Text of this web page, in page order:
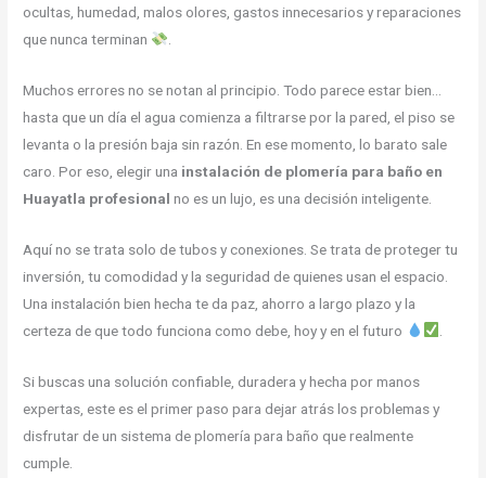
ocultas, humedad, malos olores, gastos innecesarios y reparaciones
que nunca terminan
Muchos errores no se notan al principio. Todo parece estar bien…
hasta que un día el agua comienza a filtrarse por la pared, el piso se
levanta o la presión baja sin razón. En ese momento, lo barato sale
caro. Por eso, elegir una instalación de plomería para baño en
Huayatla profesional no es un lujo, es una decisión inteligente.
Aquí no se trata solo de tubos y conexiones. Se trata de proteger tu
inversión, tu comodidad y la seguridad de quienes usan el espacio.
Una instalación bien hecha te da paz, ahorro a largo plazo y la
certeza de que todo funciona como debe, hoy y en el futuro
Si buscas una solución confiable, duradera y hecha por manos
expertas, este es el primer paso para dejar atrás los problemas y
disfrutar de un sistema de plomería para baño que realmente
cumple.